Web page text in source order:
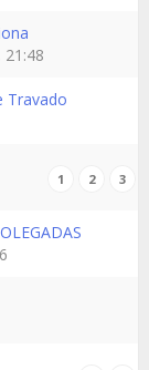
21:48
Travado
1 2 3